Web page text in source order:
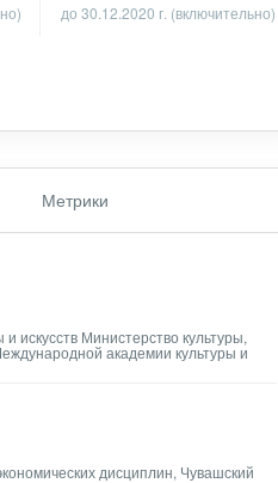
до 30.12.2020 г. (включительно)
Метрики
искусств Министерство культуры,
академии культуры и
дисциплин, Чувашский